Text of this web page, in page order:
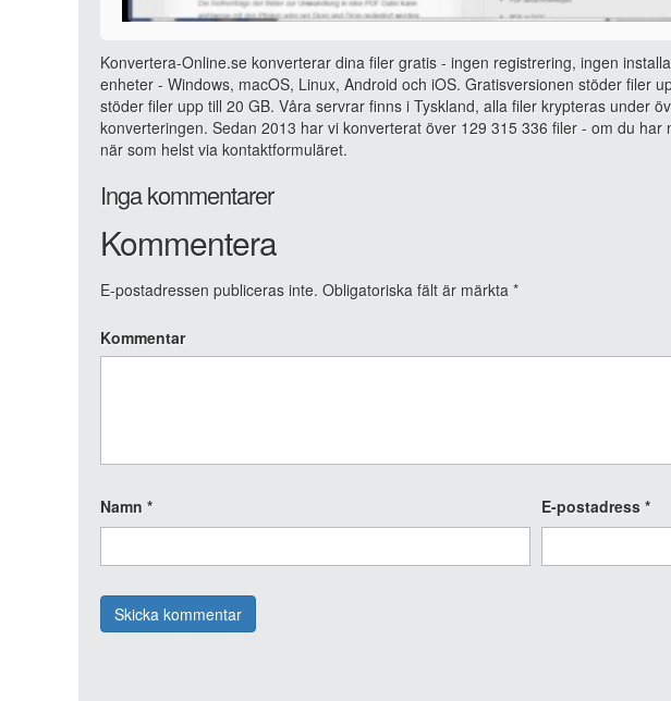
Konvertera-Online.se konverterar dina filer gratis - ingen registrering, ingen
enheter - Windows, macOS, Linux, Android och iOS. Gratisversionen stöder filer
stöder filer upp till 20 GB. Våra servrar finns i Tyskland, alla filer krypteras under
konverteringen. Sedan 2013 har vi konverterat över 129 315 336 filer - om du
när som helst via kontaktformuläret.
Inga kommentarer
Kommentera
E-postadressen publiceras inte. Obligatoriska fält är märkta *
Kommentar
Namn * E-postadress *